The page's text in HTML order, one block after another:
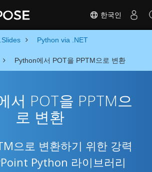
한국인
Python via .NET
Python에서 POT을 PPTM으로 변환
서 POT을 PPTM으
로 변환
으로 변환하기 위한 강력
Python 라이브러리